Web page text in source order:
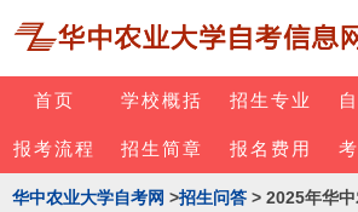
首页 学校概括 招生专业
报考流程 招生简章 报名费用
华中农业大学自考网 >招生问答 > 2025年华